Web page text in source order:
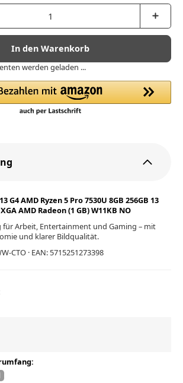
In den Warenkorb
werden geladen ...
G4 AMD Ryzen 5 Pro 7530U 8GB 256GB 13
AMD Radeon (1 GB) W11KB NO
für Arbeit, Entertainment und Gaming – mit
und klarer Bildqualität.
CTO · EAN: 5715251273398